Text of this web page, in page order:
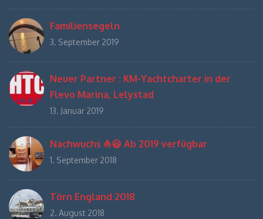
Familiensegeln
3. September 2019
Neuer Partner : KM-Yachtcharter in der
Flevo Marina, Lelystad
13. Januar 2019
Nachwuchs ⛵️😃 Ab 2019 verfügbar
1. September 2018
Törn England 2018
2. August 2018